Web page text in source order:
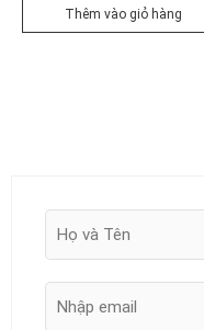
Thêm vào giỏ hàng